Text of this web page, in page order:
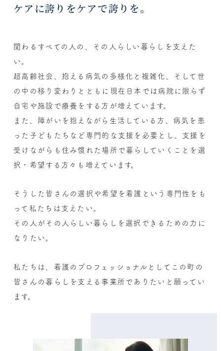
ケアに誇りをケアで誇りを。
関わるすべての人の、その人らしい暮らしを支えた
い。
超高齢社会、抱える病気の多様化と複雑化、そして世
の中の移り変わりとともに現在日本では病院に限らず
自宅や施設で療養をする方が増えています。
また、障がいを抱えながら生活している方、病気を患
った子どもたちなど 専門的な支援を必要とし、支援を
受けながらも 住み慣れた場所で暮らしていくことを選
択・希望する方々も増えています。
そうした皆さんの選択や希望を看護という専門性をも
って私たちは支えたい。
その人がその人らしい暮らしを選択できるための力に
なりたい。
私たちは、看護のプロフェッショナルとして この町の
皆さんの暮らしを支える事業所でありたいと願ってい
ます。